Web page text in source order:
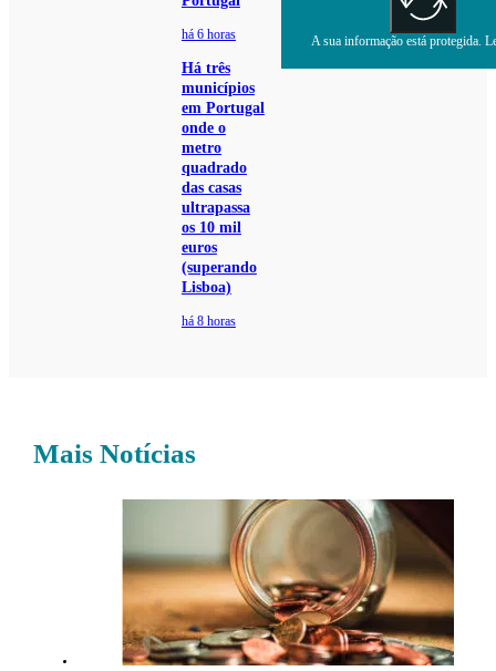
há 6 horas
Há três
municípios
em Portugal
onde o
metro
quadrado
das casas
ultrapassa
os 10 mil
euros
(superando
Lisboa)
há 8 horas
A sua informação está protegida.
Mais Notícias